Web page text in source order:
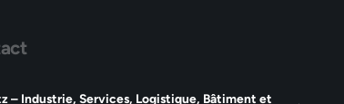
– Industrie, Services, Logistique, Bâtiment et